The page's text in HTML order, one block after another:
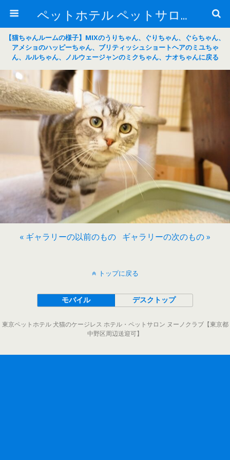
ペットホテル ペットサロン トリミングサロン 東京 ヌーノクラブのブログ
【猫ちゃんルームの様子】MIXのうりちゃん、ぐりちゃん、ぐらちゃん、
アメショのハッピーちゃん、ブリティッシュショートヘアのミユちゃ
ん、ルルちゃん、ノルウェージャンのミクちゃん、ナオちゃんに戻る
« ギャラリーの以前のもの ギャラリーの次のもの »
トップに戻る
モバイル デスクトップ
東京ペットホテル 犬猫のケージレス ホテル・ペットサロン ヌーノクラブ【東京都
中野区周辺送迎可】